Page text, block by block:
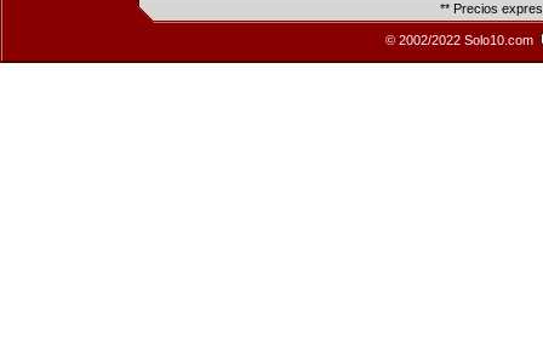
** Precios
© 2002/2022 Solo10.com